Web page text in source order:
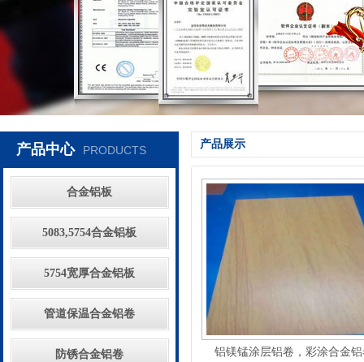
产品中心 PRODUCTS
合金铝板
5083,5754合金铝板
5754宽厚合金铝板
管道保温合金铝卷
防锈合金铝卷
产品展示
铝镁锰涂层铝卷，彩涂合金